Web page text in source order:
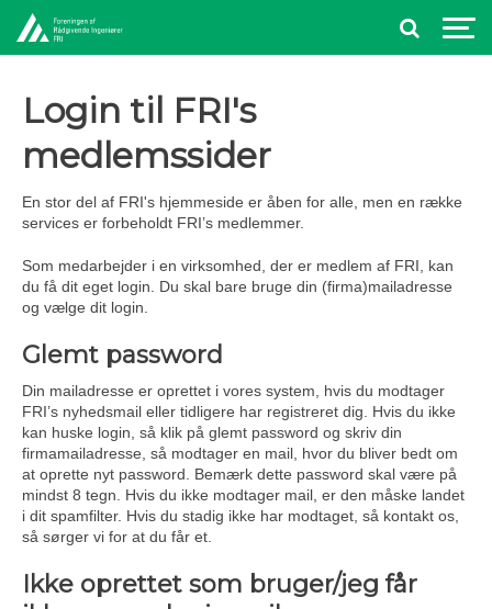
Login til FRI's
medlemssider
En stor del af FRI's hjemmeside er åben for alle, men en række
services er forbeholdt FRI’s medlemmer.
Som medarbejder i en virksomhed, der er medlem af FRI, kan
du få dit eget login. Du skal bare bruge din (firma)mailadresse
og vælge dit login.
Glemt password
Din mailadresse er oprettet i vores system, hvis du modtager
FRI’s nyhedsmail eller tidligere har registreret dig. Hvis du ikke
kan huske login, så klik på glemt password og skriv din
firmamailadresse, så modtager en mail, hvor du bliver bedt om
at oprette nyt password. Bemærk dette password skal være på
mindst 8 tegn. Hvis du ikke modtager mail, er den måske landet
i dit spamfilter. Hvis du stadig ikke har modtaget, så kontakt os,
så sørger vi for at du får et.
Ikke oprettet som bruger/jeg får